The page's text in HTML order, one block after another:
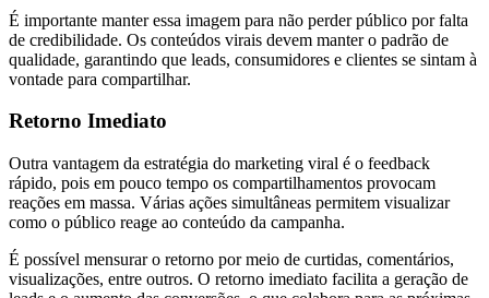
É importante manter essa imagem para não perder público por falta
de credibilidade. Os conteúdos virais devem manter o padrão de
qualidade, garantindo que leads, consumidores e clientes se sintam à
vontade para compartilhar.
Retorno Imediato
Outra vantagem da estratégia do marketing viral é o feedback
rápido, pois em pouco tempo os compartilhamentos provocam
reações em massa. Várias ações simultâneas permitem visualizar
como o público reage ao conteúdo da campanha.
É possível mensurar o retorno por meio de curtidas, comentários,
visualizações, entre outros. O retorno imediato facilita a geração de